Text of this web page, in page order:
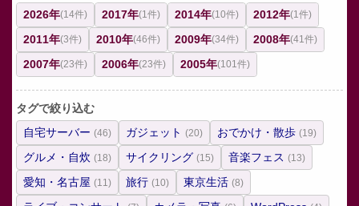
2026年(14件) 2017年(1件) 2014年(10件) 2012年(1件)
2011年(3件) 2010年(46件) 2009年(34件) 2008年(41件)
2007年(23件) 2006年(23件) 2005年(101件)
タグで絞り込む
自宅サーバー (46) ガジェット (20) おでかけ・散歩 (19)
グルメ・自炊 (18) サイクリング (15) 音楽フェス (13)
愛知・名古屋 (11) 旅行 (10) 東京生活 (8)